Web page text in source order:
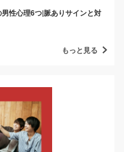
性心理6つ|脈ありサインと対
もっと見る